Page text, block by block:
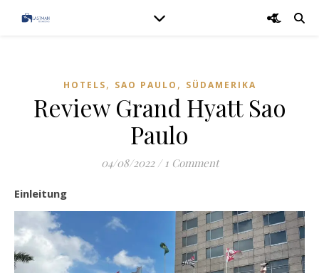
HOTELS, SAO PAULO , SÜDAMERIKA
Review Grand Hyatt Sao
Paulo
04/08/2022 / 1 Comment
Einleitung